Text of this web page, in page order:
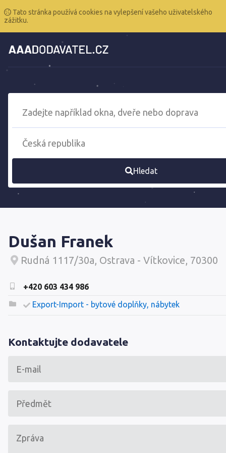
Tato stránka používá cookies na vylepšení vašeho uživatelského
zážitku.
Hledat
Dušan Franek
Rudná 1117/30a, Ostrava - Vítkovice, 70300
+420 603 434 986
Export-Import - bytové doplňky, nábytek
Kontaktujte dodavatele